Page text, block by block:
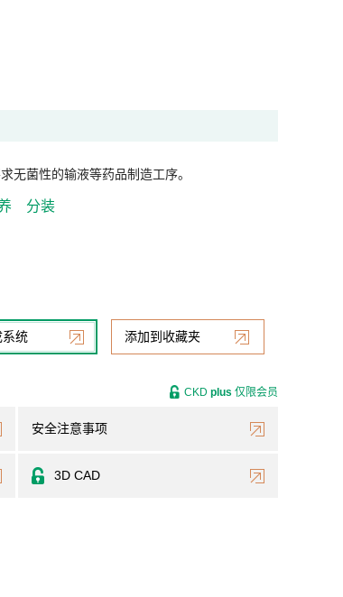
无菌性的输液等药品制造工序。
分装
系统 添加到收藏夹
安全注意事项
3D CAD
CKD plus 仅限会员